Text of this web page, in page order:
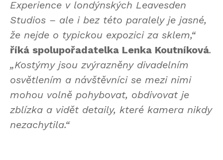
Experience v londýnských Leavesden
Studios – ale i bez této paralely je jasné,
že nejde o typickou expozici za sklem,“
říká spolupořadatelka Lenka Koutníková.
„Kostýmy jsou zvýrazněny divadelním
osvětlením a návštěvníci se mezi nimi
mohou volně pohybovat, obdivovat je
zblízka a vidět detaily, které kamera nikdy
nezachytila.“